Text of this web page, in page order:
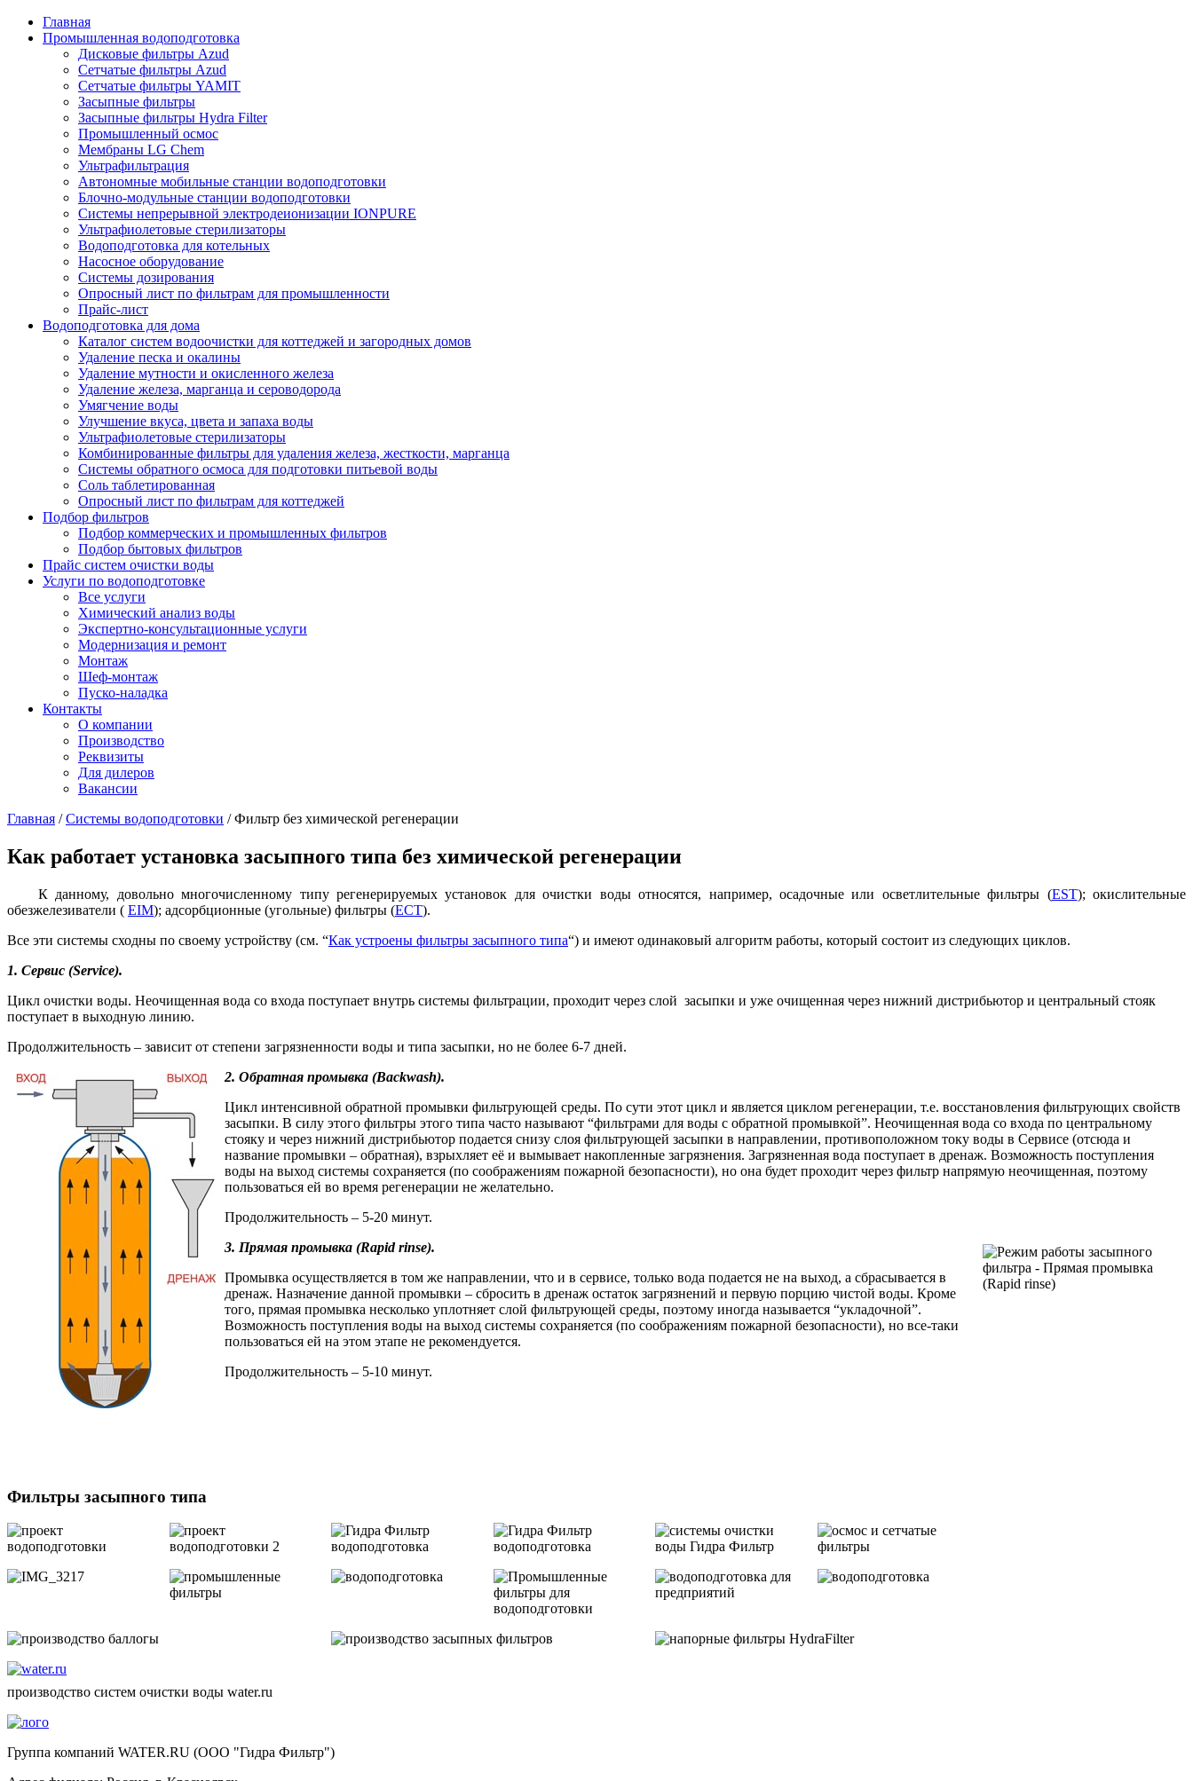
Главная
Промышленная водоподготовка
Дисковые фильтры Azud
Сетчатые фильтры Azud
Сетчатые фильтры YAMIT
Засыпные фильтры
Засыпные фильтры Hydra Filter
Промышленный осмос
Мембраны LG Chem
Ультрафильтрация
Автономные мобильные станции водоподготовки
Блочно-модульные станции водоподготовки
Системы непрерывной электродеионизации IONPURE
Ультрафиолетовые стерилизаторы
Водоподготовка для котельных
Насосное оборудование
Системы дозирования
Опросный лист по фильтрам для промышленности
Прайс-лист
Водоподготовка для дома
Каталог систем водоочистки для коттеджей и загородных домов
Удаление песка и окалины
Удаление мутности и окисленного железа
Удаление железа, марганца и сероводорода
Умягчение воды
Улучшение вкуса, цвета и запаха воды
Ультрафиолетовые стерилизаторы
Комбинированные фильтры для удаления железа, жесткости, марганца
Системы обратного осмоса для подготовки питьевой воды
Соль таблетированная
Опросный лист по фильтрам для коттеджей
Подбор фильтров
Подбор коммерческих и промышленных фильтров
Подбор бытовых фильтров
Прайс систем очистки воды
Услуги по водоподготовке
Все услуги
Химический анализ воды
Экспертно-консультационные услуги
Модернизация и ремонт
Монтаж
Шеф-монтаж
Пуско-наладка
Контакты
О компании
Производство
Реквизиты
Для дилеров
Вакансии
Главная /Системы водоподготовки /Фильтр без химической регенерации
Как работает установка засыпного типа без химической регенерации
К данному, довольно многочисленному типу регенерируемых установок для очистки воды относятся, например, осадочные или осветлительные фильтры (EST); окислительные
обезжелезиватели ( EIM); адсорбционные (угольные) фильтры (ECT).
Все эти системы сходны по своему устройству (см. “Как устроены фильтры засыпного типа“) и имеют одинаковый алгоритм работы, который состоит из следующих циклов.
1. Сервис (Service).
Цикл очистки воды. Неочищенная вода со входа поступает внутрь системы фильтрации, проходит через слой засыпки и уже очищенная через нижний дистрибьютор и центральный стояк
поступает в выходную линию.
Продолжительность – зависит от степени загрязненности воды и типа засыпки, но не более 6-7 дней.
2. Обратная промывка (Backwash).
Цикл интенсивной обратной промывки фильтрующей среды. По сути этот цикл и является циклом регенерации, т.е. восстановления фильтрующих свойств
засыпки. В силу этого фильтры этого типа часто называют “фильтрами для воды с обратной промывкой”. Неочищенная вода со входа по центральному
стояку и через нижний дистрибьютор подается снизу слоя фильтрующей засыпки в направлении, противоположном току воды в Сервисе (отсюда и
название промывки – обратная), взрыхляет её и вымывает накопленные загрязнения. Загрязненная вода поступает в дренаж. Возможность поступления
воды на выход системы сохраняется (по соображениям пожарной безопасности), но она будет проходит через фильтр напрямую неочищенная, поэтому
пользоваться ей во время регенерации не желательно.
Продолжительность – 5-20 минут.
3. Прямая промывка (Rapid rinse).
Промывка осуществляется в том же направлении, что и в сервисе, только вода подается не на выход, а сбрасывается в
дренаж. Назначение данной промывки – сбросить в дренаж остаток загрязнений и первую порцию чистой воды. Кроме
того, прямая промывка несколько уплотняет слой фильтрующей среды, поэтому иногда называется “укладочной”.
Возможность поступления воды на выход системы сохраняется (по соображениям пожарной безопасности), но все-таки
пользоваться ей на этом этапе не рекомендуется.
Продолжительность – 5-10 минут.
Фильтры засыпного типа
производство систем очистки воды water.ru
Группа компаний WATER.RU (ООО "Гидра Фильтр")